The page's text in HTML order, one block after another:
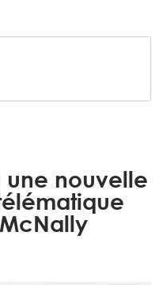
une nouvelle